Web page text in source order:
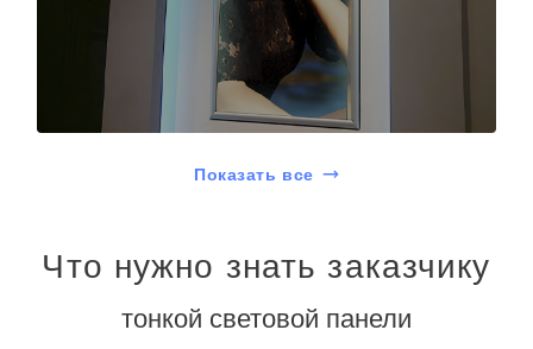
Показать все
Что нужно знать заказчику
тонкой световой панели